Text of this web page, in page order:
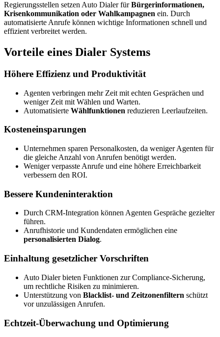
Regierungsstellen setzen Auto Dialer fürBürgerinformationen,
Krisenkommunikation oder Wahlkampagnen ein. Durch
automatisierte Anrufe können wichtige Informationen schnell und
effizient verbreitet werden.
Vorteile eines Dialer Systems
Höhere Effizienz und Produktivität
Agenten verbringen mehr Zeit mit echten Gesprächen und
weniger Zeit mit Wählen und Warten.
Automatisierte Wählfunktionen reduzieren Leerlaufzeiten.
Kosteneinsparungen
Unternehmen sparen Personalkosten, da weniger Agenten für
die gleiche Anzahl von Anrufen benötigt werden.
Weniger verpasste Anrufe und eine höhere Erreichbarkeit
verbessern den ROI.
Bessere Kundeninteraktion
Durch CRM-Integration können Agenten Gespräche gezielter
führen.
Anrufhistorie und Kundendaten ermöglichen eine
personalisierten Dialog.
Einhaltung gesetzlicher Vorschriften
Auto Dialer bieten Funktionen zur Compliance-Sicherung,
um rechtliche Risiken zu minimieren.
Unterstützung von Blacklist- und Zeitzonenfiltern schützt
vor unzulässigen Anrufen.
Echtzeit-Überwachung und Optimierung